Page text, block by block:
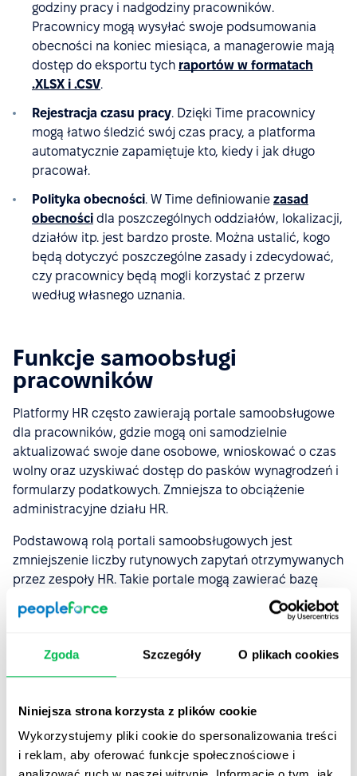
Zgoda Szczegóły O plikach cookies
Niniejsza strona korzysta z plików cookie
Wykorzystujemy pliki cookie do spersonalizowania treści
i reklam, aby oferować funkcje społecznościowe i
godziny pracy i nadgodziny pracowników.
Pracownicy mogą wysyłać swoje podsumowania
obecności na koniec miesiąca, a managerowie mają
dostęp do eksportu tych raportów w formatach
.XLSX i .CSV.
Rejestracja czasu pracy. Dzięki Time pracownicy
mogą łatwo śledzić swój czas pracy, a platforma
automatycznie zapamiętuje kto, kiedy i jak długo
pracował.
Polityka obecności. W Time definiowanie zasad
obecności dla poszczególnych oddziałów, lokalizacji,
działów itp. jest bardzo proste. Można ustalić, kogo
będą dotyczyć poszczególne zasady i zdecydować,
czy pracownicy będą mogli korzystać z przerw
według własnego uznania.
Funkcje samoobsługi
pracowników
Platformy HR często zawierają portale samoobsługowe
dla pracowników, gdzie mogą oni samodzielnie
aktualizować swoje dane osobowe, wnioskować o czas
wolny oraz uzyskiwać dostęp do pasków wynagrodzeń i
formularzy podatkowych. Zmniejsza to obciążenie
administracyjne działu HR.
Podstawową rolą portali samoobsługowych jest
zmniejszenie liczby rutynowych zapytań otrzymywanych
przez zespoły HR. Takie portale mogą zawierać bazę
wiedzy lub sekcję z odpowiedziami na najczęściej
zadawane przez pracowników pytania. Każdy członek
osobowych, rozliczeń płacowych, sald urlopów i
informacji o świadczeniach w dowolnym momencie, bez
dostęp do potrzebnych im informacji, np. dokumentacji,
materiałów edukacyjnych, oświadczeń, umów itp. Nikt